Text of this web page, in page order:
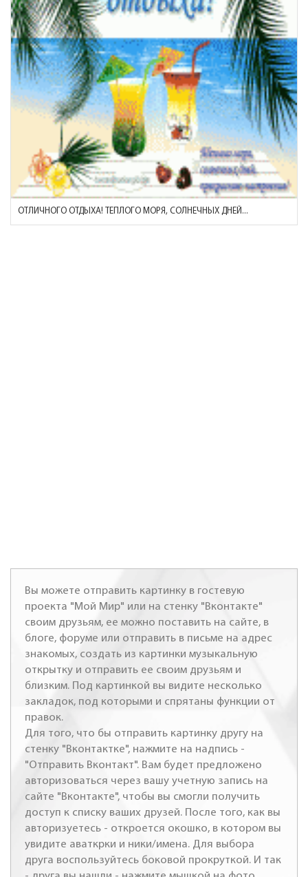
ОТЛИЧНОГО ОТДЫХА! ТЕПЛОГО МОРЯ, СОЛНЕЧНЫХ ДНЕЙ...
Вы можете отправить картинку в гостевую
проекта "Мой Мир" или на стенку "Вконтакте"
своим друзьям, ее можно поставить на сайте, в
блоге, форуме или отправить в письме на адрес
знакомых, создать из картинки музыкальную
открытку и отправить ее своим друзьям и
близким. Под картинкой вы видите несколько
закладок, под которыми и спрятаны функции от
правок.
Для того, что бы отправить картинку другу на
стенку "Вконтактке", нажмите на надпись -
"Отправить Вконтакт". Вам будет предложено
авторизоваться через вашу учетную запись на
сайте "Вконтакте", чтобы вы смогли получить
доступ к списку ваших друзей. После того, как вы
авторизуетесь - откроется окошко, в котором вы
увидите аваткрки и ники/имена. Для выбора
друга воспользуйтесь боковой прокруткой. И так